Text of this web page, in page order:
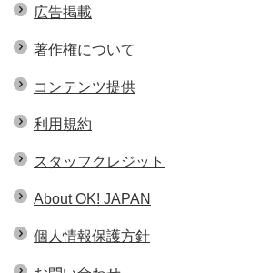
広告掲載
著作権について
コンテンツ提供
利用規約
スタッフクレジット
About OK! JAPAN
個人情報保護方針